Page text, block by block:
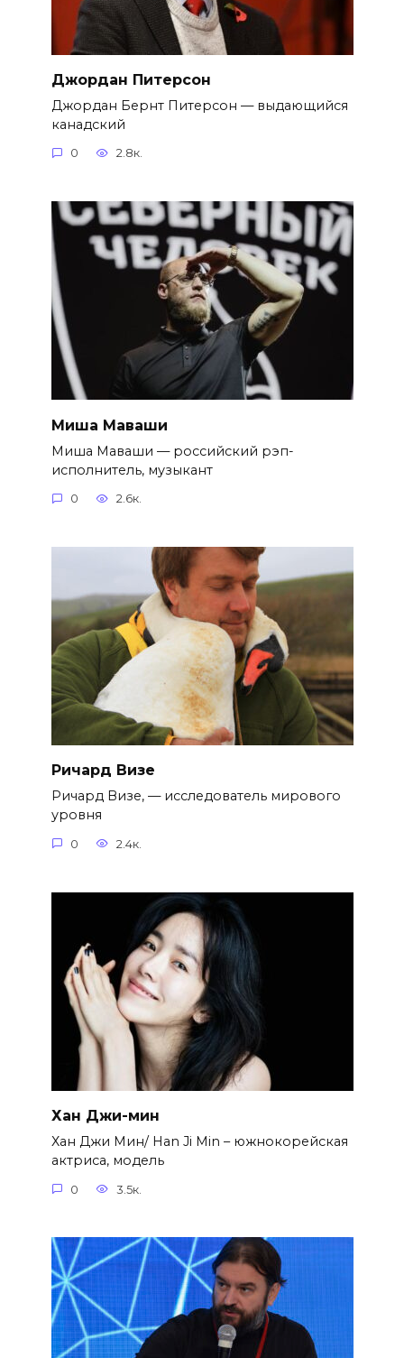
Джордан Питерсон
Джордан Бернт Питерсон — выдающийся
канадский
0 2.8к.
Миша Маваши
Миша Маваши — российский рэп-
исполнитель, музыкант
0 2.6к.
Ричард Визе
Ричард Визе, — исследователь мирового
уровня
0 2.4к.
Хан Джи-мин
Хан Джи Мин/ Han Ji Min – южнокорейская
актриса, модель
0 3.5к.